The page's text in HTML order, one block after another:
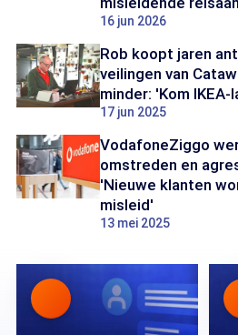
16 jun 2026
Rob koopt jaren
veilingen van
minder: 'Kom
17 jun 2025
VodafoneZiggo
omstreden en
'Nieuwe klanten
misleid'
13 mei 2025